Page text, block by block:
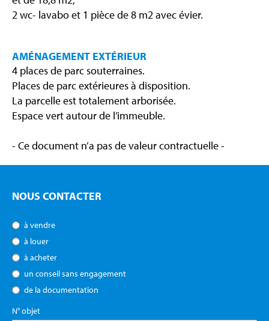
2 wc- lavabo et 1 pièce de 8 m2 avec évier.
AMÉNAGEMENT EXTÉRIEUR
4 places de parc souterraines.
Places de parc extérieures à disposition.
La parcelle est totalement arborisée.
Espace vert autour de l’immeuble.
- Ce document n’a pas de valeur contractuelle -
NOUS CONTACTER
à vendre
à louer
à acheter
un conseil sans engagement
de la documentation
N° objet